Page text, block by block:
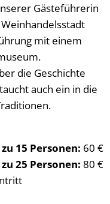
Gästeführerin
mit einem
die Geschichte
auch ein in die
15 Personen: 60 €
25 Personen: 80 €